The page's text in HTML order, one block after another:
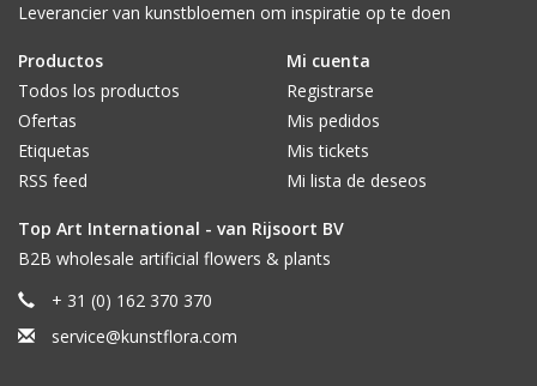
Leverancier van kunstbloemen om inspiratie op te doen
Productos
Todos los productos
Ofertas
Etiquetas
RSS feed
Mi cuenta
Registrarse
Mis pedidos
Mis tickets
Mi lista de deseos
Top Art International - van Rijsoort BV
B2B wholesale artificial flowers & plants
+ 31 (0) 162 370 370
service@kunstflora.com